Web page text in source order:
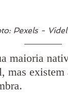
Pexels -
maioria
mas existem